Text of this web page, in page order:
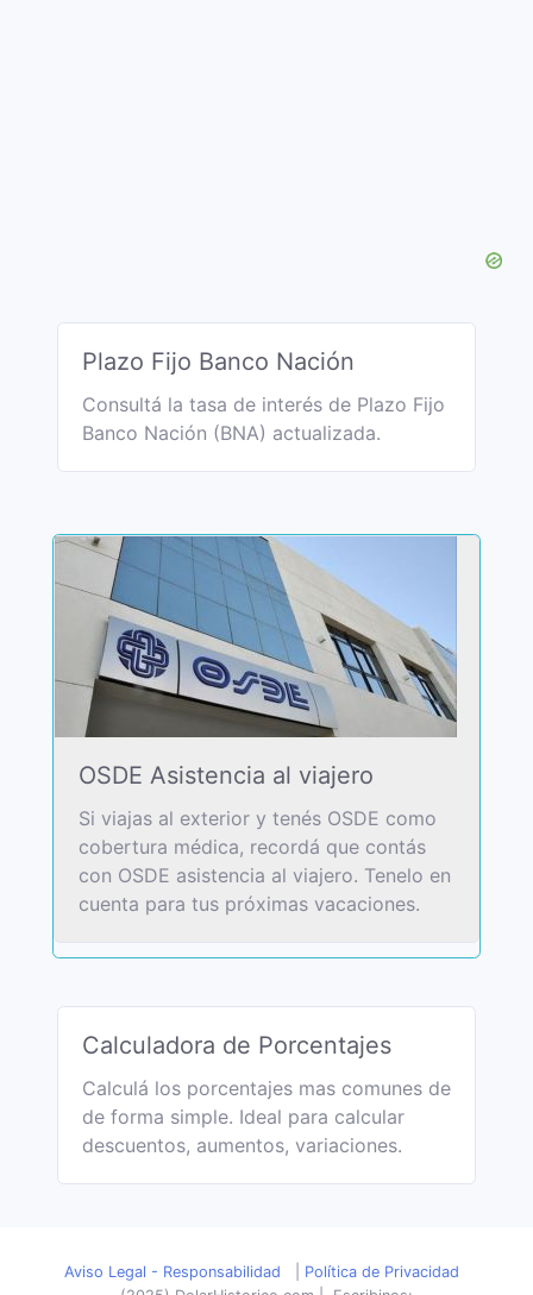
Plazo Fijo Banco Nación
Consultá la tasa de interés de Plazo Fijo
Banco Nación (BNA) actualizada.
OSDE Asistencia al viajero
Si viajas al exterior y tenés OSDE como
cobertura médica, recordá que contás
con OSDE asistencia al viajero. Tenelo en
cuenta para tus próximas vacaciones.
Calculadora de Porcentajes
Calculá los porcentajes mas comunes de
de forma simple. Ideal para calcular
descuentos, aumentos, variaciones.
Aviso Legal - Responsabilidad
Política de Privacidad